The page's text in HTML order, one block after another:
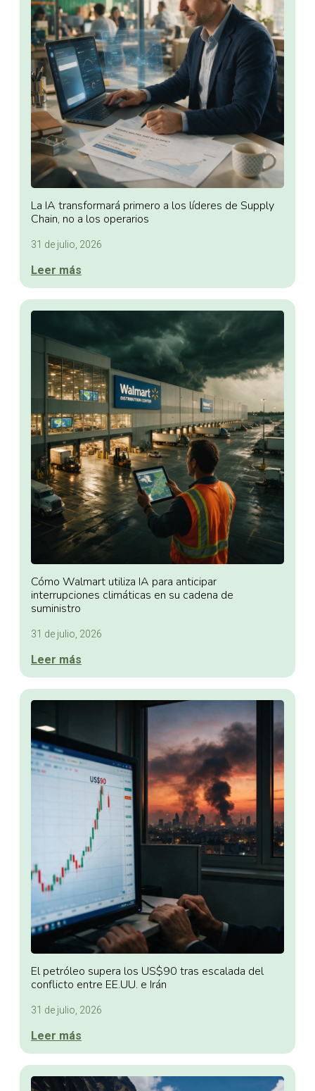
La IA transformará primero a los líderes de Supply
Chain, no a los operarios
31 de julio, 2026
Leer más
Cómo Walmart utiliza IA para anticipar
interrupciones climáticas en su cadena de
suministro
31 de julio, 2026
Leer más
El petróleo supera los US$90 tras escalada del
conflicto entre EE.UU. e Irán
31 de julio, 2026
Leer más